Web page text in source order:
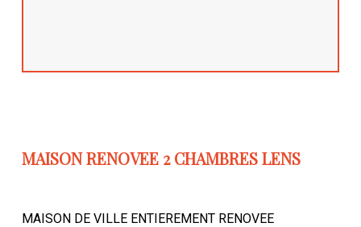
MAISON RENOVEE 2 CHAMBRES LENS
MAISON DE VILLE ENTIEREMENT RENOVEE